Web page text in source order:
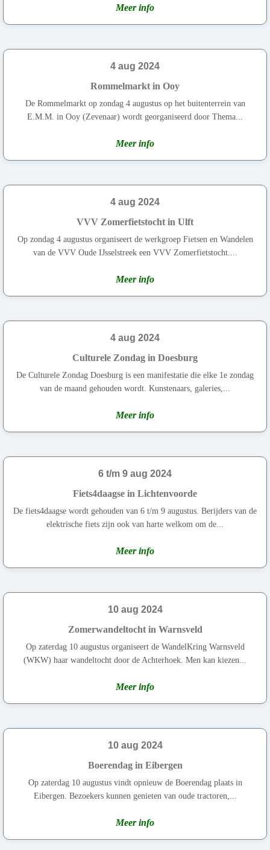
Meer info
4 aug 2024
Rommelmarkt in Ooy
De Rommelmarkt op zondag 4 augustus op het buitenterrein van
E.M.M. in Ooy (Zevenaar) wordt georganiseerd door Thema...
Meer info
4 aug 2024
VVV Zomerfietstocht in Ulft
Op zondag 4 augustus organiseert de werkgroep Fietsen en Wandelen
van de VVV Oude IJsselstreek een VVV Zomerfietstocht....
Meer info
4 aug 2024
Culturele Zondag in Doesburg
De Culturele Zondag Doesburg is een manifestatie die elke 1e zondag
van de maand gehouden wordt. Kunstenaars, galeries,...
Meer info
6 t/m 9 aug 2024
Fiets4daagse in Lichtenvoorde
De fiets4daagse wordt gehouden van 6 t/m 9 augustus. Berijders van de
elektrische fiets zijn ook van harte welkom om de...
Meer info
10 aug 2024
Zomerwandeltocht in Warnsveld
Op zaterdag 10 augustus organiseert de WandelKring Warnsveld
(WKW) haar wandeltocht door de Achterhoek. Men kan kiezen...
Meer info
10 aug 2024
Boerendag in Eibergen
Op zaterdag 10 augustus vindt opnieuw de Boerendag plaats in
Eibergen. Bezoekers kunnen genieten van oude tractoren,...
Meer info